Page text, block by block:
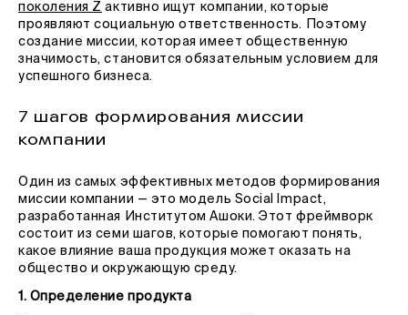
поколения Z активно ищут компании, которые
проявляют социальную ответственность. Поэтому
создание миссии, которая имеет общественную
значимость, становится обязательным условием для
успешного бизнеса.
7 шагов формирования миссии
компании
Один из самых эффективных методов формирования
миссии компании — это модель Social Impact,
разработанная Институтом Ашоки. Этот фреймворк
состоит из семи шагов, которые помогают понять,
какое влияние ваша продукция может оказать на
общество и окружающую среду.
1. Определение продукта